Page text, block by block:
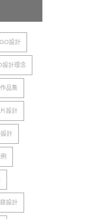
設計
設計理念
作品集
設計
計
設計